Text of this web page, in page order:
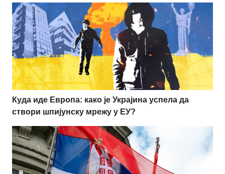
Куда иде Европа: како је Украјина успела да
створи шпијунску мрежу у ЕУ?